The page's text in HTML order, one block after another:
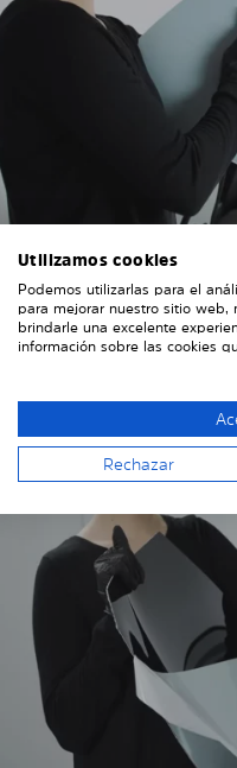
1. .LIMPIA LA
con un paño
Utilizamos cookies
Podemos utilizarlas para el
para mejorar nuestro sitio web,
brindarle una excelente
información sobre las cookies
Rechazar